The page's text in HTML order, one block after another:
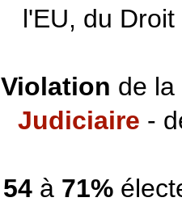
l'EU, du
Violation de
Judiciaire -
54à 71%